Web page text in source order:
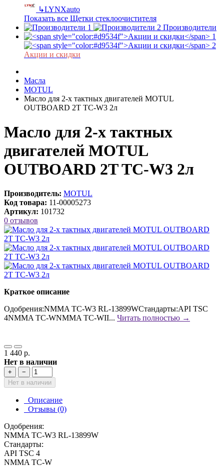
↳LYNXauto
Показать все Щетки стеклоочистителя
Производители
Акции и скидки
Масла
MOTUL
Масло для 2-х тактных двигателей MOTUL
OUTBOARD 2T TC-W3 2л
Масло для 2-х тактных
двигателей MOTUL
OUTBOARD 2T TC-W3 2л
Производитель: MOTUL
Код товара: 11-00005273
Артикул: 101732
0 отзывов
Краткое описание
Одобрения:NMMA TC-W3 RL-13899WСтандарты:API TSC
4NMMA TC-WNMMA TC-WII... Читать полностью →
1 440 р.
Нет в наличии
+
−
Нет в наличии
Описание
Отзывы (0)
Одобрения:
NMMA TC-W3 RL-13899W
Стандарты:
API TSC 4
NMMA TC-W